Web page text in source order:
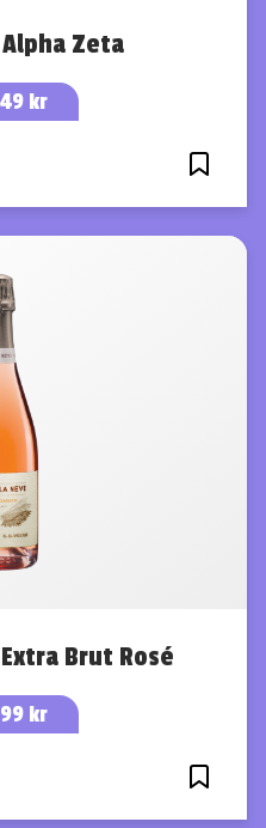
Zeta
kr
Brut Rosé
kr